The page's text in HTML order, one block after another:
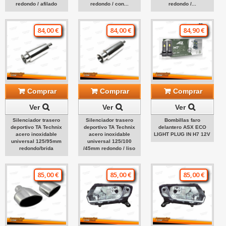
redondo / afilado
redondo / con...
redondo /...
84,00 €
Comprar
Ver
Silenciador trasero
deportivo TA Technix
acero inoxidable
universal 125/95mm
redondo/brida
84,00 €
Comprar
Ver
Silenciador trasero
deportivo TA Technix
acero inoxidable
universal 125/100
/45mm redondo / liso
84,90 €
Comprar
Ver
Bombillas faro
delantero ASX ECO
LIGHT PLUG IN H7 12V
85,00 € 85,00 € 85,00 €